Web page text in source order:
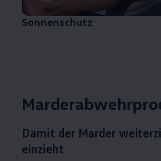
Sonnenschutz
Damit der Marder
einzieht